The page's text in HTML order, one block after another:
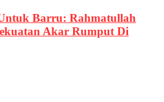
Barru: Rahmatullah
Akar Rumput Di